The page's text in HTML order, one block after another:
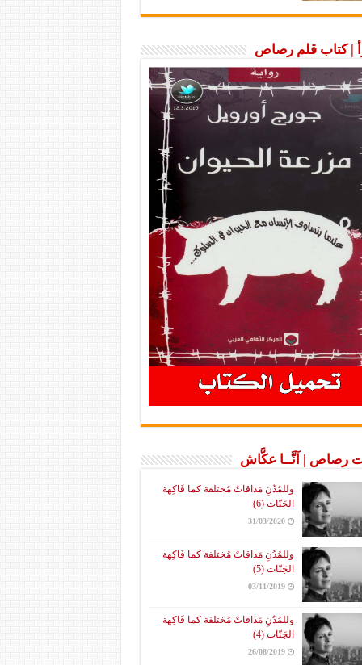
| كتاب قلم رصاص
رصاص | آنَّــا عكَّاش
وللمُدُنِ مَذاقاتٌ مُختلفة كما فَاكِهة
الجَنّات (6)
31/03/2020
وللمُدُنِ مَذاقاتٌ مُختلفة كما فَاكِهة
الجَنّات (5)
03/11/2019
وللمُدُنِ مَذاقاتٌ مُختلفة كما فَاكِهة
الجَنّات (4)
26/08/2019